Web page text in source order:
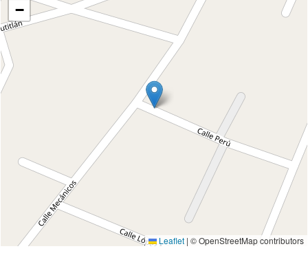
−
Leaflet | © OpenStreetMap contributors